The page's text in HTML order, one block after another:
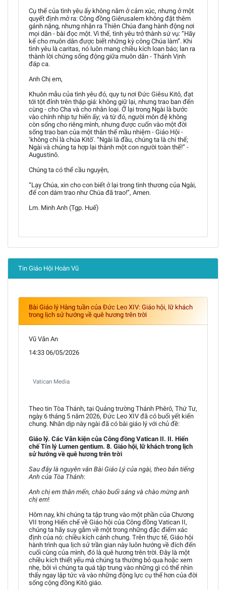
Cụ thể của tình yêu ấy không nằm ở cảm xúc, nhưng ở một
quyết định mở ra: Công đồng Giêrusalem không đặt thêm
gánh nặng, nhưng nhận ra Thiên Chúa đang hành động nơi
mọi dân - bài đọc một. Vì thế, tình yêu trở thành sứ vụ: “Hãy
kể cho muôn dân được biết những kỳ công Chúa làm”. Khi
tình yêu là caritas, nó luôn mang chiều kích loan báo; lan ra
thành lời chứng sống động giữa muôn dân - Thánh Vịnh
đáp ca.
Anh Chị em,
Khuôn mẫu của tình yêu đó, quy tụ nơi Đức Giêsu Kitô, đạt
tới tột đỉnh trên thập giá: không giữ lại, nhưng trao ban đến
cùng - cho Cha và cho nhân loại. Ở lại trong Ngài là bước
vào chính nhịp tự hiến ấy; và từ đó, người môn đệ không
còn sống cho riêng mình, nhưng được cuốn vào một đời
sống trao ban của một thân thể mầu nhiệm - Giáo Hội -
‘không chỉ là chúa Kitô’. “Ngài là đầu, chúng ta là chi thể;
Ngài và chúng ta hợp lại thành một con người toàn thể!” -
Augustinô.
Chúng ta có thể cầu nguyện,
“Lạy Chúa, xin cho con biết ở lại trong tình thương của Ngài,
để con dám trao như Chúa đã trao!”, Amen.
Lm. Minh Anh (Tgp. Huế)
Tin Giáo Hội Hoàn Vũ
Bài Giáo lý Hàng tuần của Đức Leo XIV: Giáo hội, lữ khách
trong lịch sử hướng về quê hương trên trời
Vũ Văn An
14:33 06/05/2026
Vatican Media
Theo tin Tòa Thánh, tại Quảng trường Thánh Phêrô, Thứ Tư,
ngày 6 tháng 5 năm 2026, Đức Leo XIV đã có buổi yết kiến
chung. Nhân dịp này ngài đã có bài giáo lý với chủ đề:
Giáo lý. Các Văn kiện của Công đồng Vatican II. II. Hiến
chế Tín lý Lumen gentium. 8. Giáo hội, lữ khách trong lịch
sử hướng về quê hương trên trời
Sau đây là nguyên văn Bài Giáo Lý của ngài, theo bản tiếng
Anh của Tòa Thánh:
Anh chị em thân mến, chào buổi sáng và chào mừng anh
chị em!
Hôm nay, khi chúng ta tập trung vào một phần của Chương
VII trong Hiến chế về Giáo hội của Công đồng Vatican II,
chúng ta hãy suy gẫm về một trong những đặc điểm xác
định của nó: chiều kích cánh chung. Trên thực tế, Giáo hội
hành trình qua lịch sử trần gian này luôn hướng về đích đến
cuối cùng của mình, đó là quê hương trên trời. Đây là một
chiều kích thiết yếu mà chúng ta thường bỏ qua hoặc xem
nhẹ, bởi vì chúng ta quá tập trung vào những gì có thể nhìn
thấy ngay lập tức và vào những động lực cụ thể hơn của đời
sống cộng đồng Kitô giáo.